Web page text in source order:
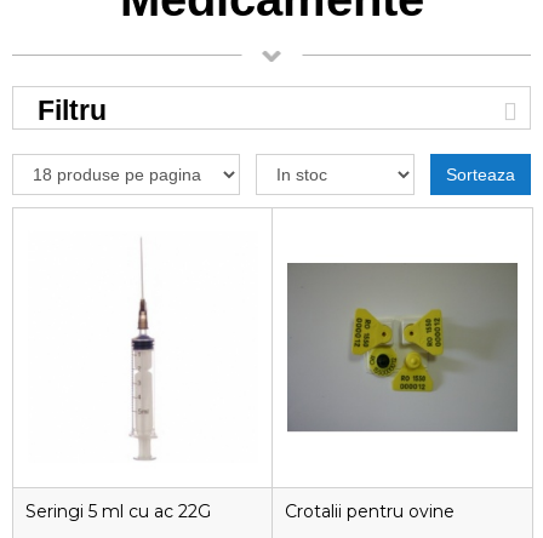
Filtru
Sorteaza
Seringi 5 ml cu ac 22G Crotalii pentru ovine